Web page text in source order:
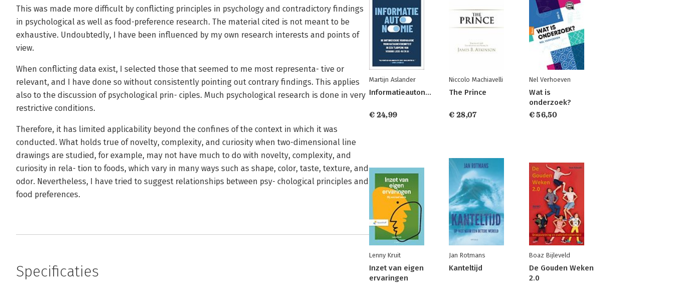
This was made more difficult by conflicting principles in psychology and contradictory findings
in psychological as well as food-preference research. The material cited is not meant to be
exhaustive. Undoubtedly, I have been influenced by my own research interests and points of
view.
When conflicting data exist, I selected those that seemed to me most representa- tive or
relevant, and I have done so without consistently pointing out contrary findings. This applies
also to the discussion of psychological prin- ciples. Much psychological research is done in very
restrictive conditions.
Therefore, it has limited applicability beyond the confines of the context in which it was
conducted. What holds true of novelty, complexity, and curiosity when two-dimensional line
drawings are studied, for example, may not have much to do with novelty, complexity, and
curiosity in rela- tion to foods, which vary in many ways such as shape, color, taste, texture, and
odor. Nevertheless, I have tried to suggest relationships between psy- chological principles and
food preferences.
Specificaties
Martijn Aslander
Informatieautonomie
€ 24,99
Niccolo Machiavelli
The Prince
€ 28,07
Nel Verhoeven
Wat is
onderzoek?
€ 56,50
Lenny Kruit
Inzet van eigen
ervaringen
Jan Rotmans
Kanteltijd
Boaz Bijleveld
De Gouden Weken
2.0